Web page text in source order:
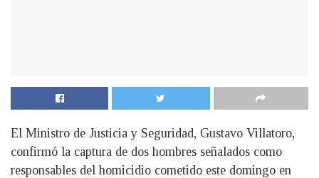
El Ministro de Justicia y Seguridad, Gustavo Villatoro,
confirmó la captura de dos hombres señalados como
responsables del homicidio cometido este domingo en